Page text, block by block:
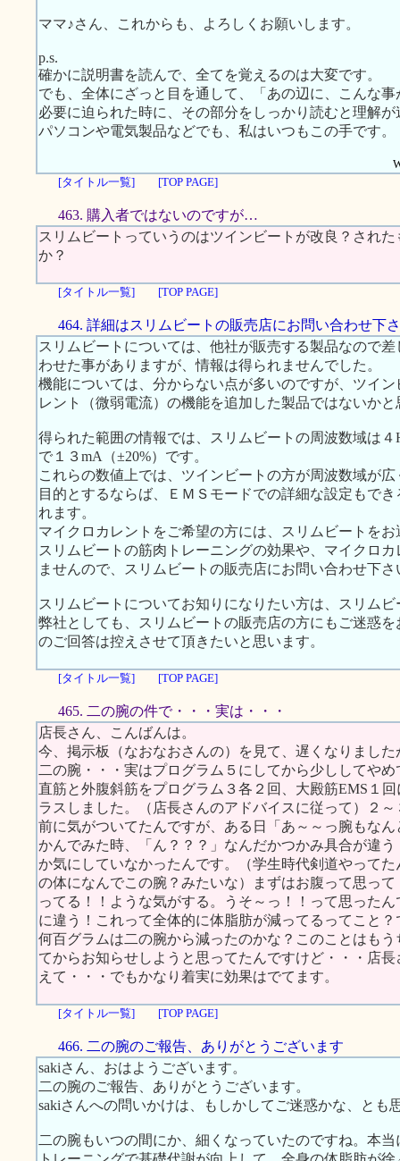
ママ♪さん、これからも、よろしくお願いします。
p.s.
確かに説明書を読んで、全てを覚えるのは大変です。
でも、全体にざっと目を通して、「あの辺に、こんな
必要に迫られた時に、その部分をしっかり読むと理解が
パソコンや電気製品などでも、私はいつもこの手です。
[タイトル一覧]
[TOP PAGE]
463. 購入者ではないのですが…
スリムビートっていうのはツインビートが改良？され
か？
[タイトル一覧] [TOP PAGE]
464. 詳細はスリムビートの販売店にお問い合わせ下
スリムビートについては、他社が販売する製品なので
わせた事がありますが、情報は得られませんでした。
機能については、分からない点が多いのですが、ツイ
レント（微弱電流）の機能を追加した製品ではないかと
得られた範囲の情報では、スリムビートの周波数域は
で１３mA（±20%）です。
これらの数値上では、ツインビートの方が周波数域が
目的とするならば、ＥＭＳモードでの詳細な設定もで
れます。
マイクロカレントをご希望の方には、スリムビートを
スリムビートの筋肉トレーニングの効果や、マイクロ
ませんので、スリムビートの販売店にお問い合わせ下さ
スリムビートについてお知りになりたい方は、スリム
弊社としても、スリムビートの販売店の方にもご迷惑
のご回答は控えさせて頂きたいと思います。
[タイトル一覧] [TOP PAGE]
465. 二の腕の件で・・・実は・・・
店長さん、こんばんは。
今、掲示板（なおなおさんの）を見て、遅くなりまし
二の腕・・・実はプログラム５にしてから少ししてや
直筋と外腹斜筋をプログラム３各２回、大殿筋EMS１
ラスしました。（店長さんのアドバイスに従って）２
前に気がついてたんですが、ある日「あ～～っ腕もな
かんでみた時、「ん？？？」なんだかつかみ具合が違
か気にしていなかったんです。（学生時代剣道やって
の体になんでこの腕？みたいな）まずはお腹って思っ
ってる！！ような気がする。うそ～っ！！って思った
に違う！これって全体的に体脂肪が減ってるってこと
何百グラムは二の腕から減ったのかな？このことはも
てからお知らせしようと思ってたんですけど・・・店
えて・・・でもかなり着実に効果はでてます。
[タイトル一覧] [TOP PAGE]
466. 二の腕のご報告、ありがとうございます
sakiさん、おはようございます。
二の腕のご報告、ありがとうございます。
sakiさんへの問いかけは、もしかしてご迷惑かな、とも
二の腕もいつの間にか、細くなっていたのですね。本